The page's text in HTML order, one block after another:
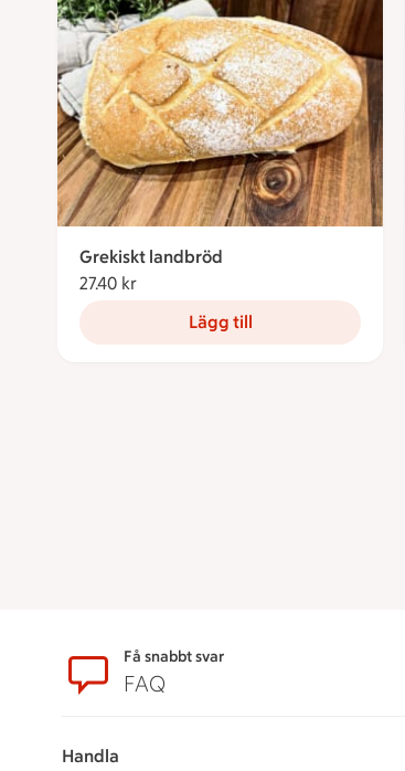
Grekiskt landbröd
27.40 kr
Lägg till
SidfotFå snabbt svar
FAQ
Handla